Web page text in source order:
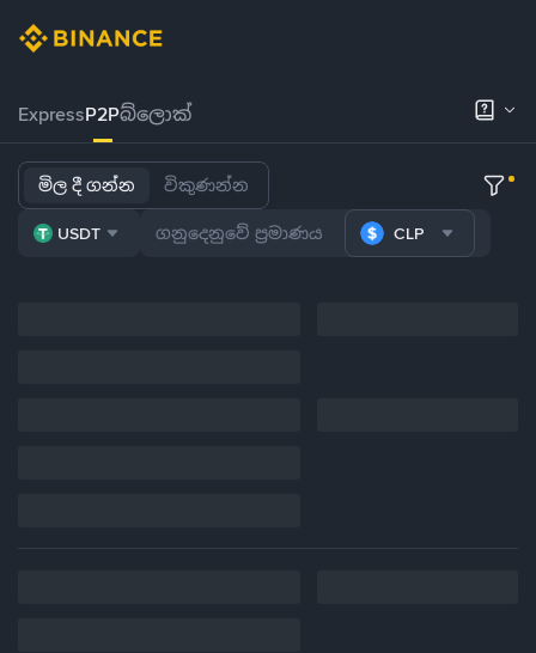
ExpressP2Pබ්ලොක්
මිල දී ගන්න විකුණන්න
USDT CLP